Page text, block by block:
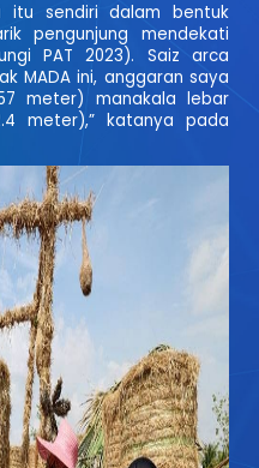
itu sendiri dalam bentuk
pengunjung mendekati
PAT 2023). Saiz arca
MADA ini, anggaran saya
meter) manakala lebar
meter),” katanya pada